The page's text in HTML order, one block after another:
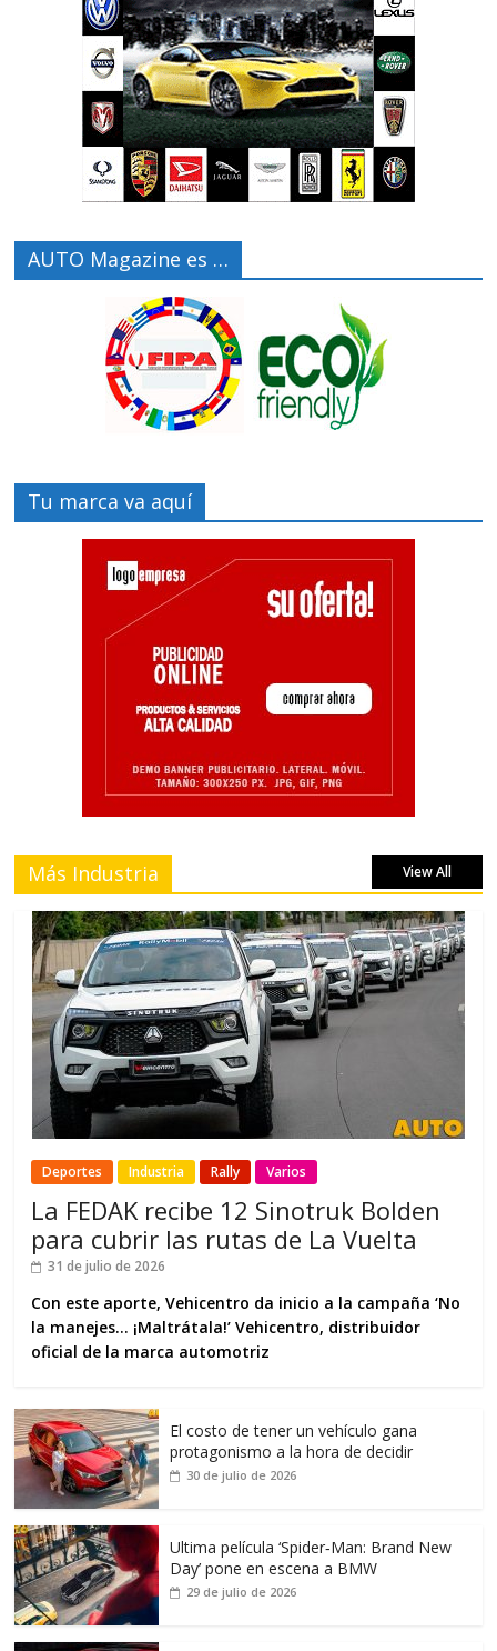
AUTO Magazine es …
Tu marca va aquí
Más Industria View All
Deportes Industria Rally Varios
La FEDAK recibe 12 Sinotruk Bolden
para cubrir las rutas de La Vuelta
31 de julio de 2026
Con este aporte, Vehicentro da inicio a la campaña ‘No
la manejes… ¡Maltrátala!’ Vehicentro, distribuidor
oficial de la marca automotriz
El costo de tener un vehículo gana
protagonismo a la hora de decidir
30 de julio de 2026
Ultima película ‘Spider‑Man: Brand New
Day’ pone en escena a BMW
29 de julio de 2026